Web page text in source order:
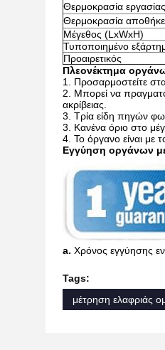
Θερμοκρασία εργασίας
Θερμοκρασία
Μέγεθος (LxWxH)
Τυποποιημένο
Προαιρετικός
Πλεονέκτημα
1. Προσαρμοστείτε
2. Μπορεί να
ακρίβειας.
3. Τρία είδη πηγών
3. Κανένα όριο στο
4. Το όργανο είναι με
Εγγύηση οργάνων
a. Χρόνος εγγύησης
Tags:
μέτρηση ελαφριάς